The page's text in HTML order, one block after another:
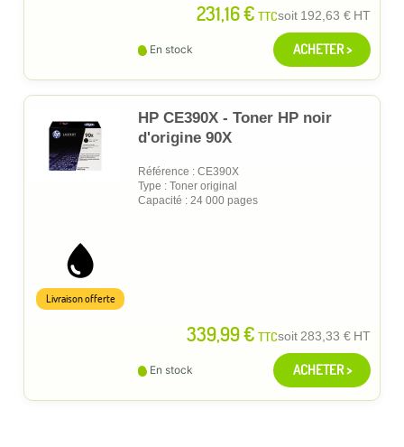
231,16 € TTCsoit 192,63 € HT
En stock ACHETER >
HP CE390X - Toner HP noir
d'origine 90X
Référence : CE390X
Type : Toner original
Capacité : 24 000 pages
339,99 € TTCsoit283,33 € HT
Livraison offerte
En stock ACHETER >